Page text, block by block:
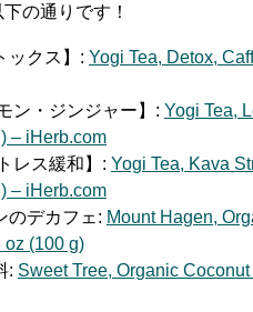
の通りです！
ックス】: Yogi Tea, Detox,
ン・ジンジャー】: Yogi Tea,
– iHerb.com
レス緩和】: Yogi Tea, Kava
– iHerb.com
のデカフェ: Mount Hagen,
oz (100 g)
: Sweet Tree, Organic